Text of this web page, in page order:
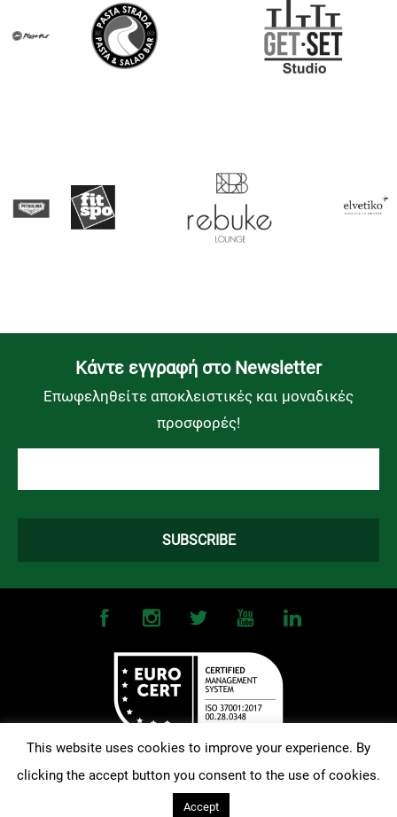
Kάντε εγγραφή στο Newsletter
Επωφεληθείτε αποκλειστικές και μοναδικές
προσφορές!
©2026OMONOIA FC. All Rights Reserved | Terms and Conditions|
| Designed and Developed by
This website uses cookies to improve your experience. By
clicking the accept button you consent to the use of cookies.
Accept